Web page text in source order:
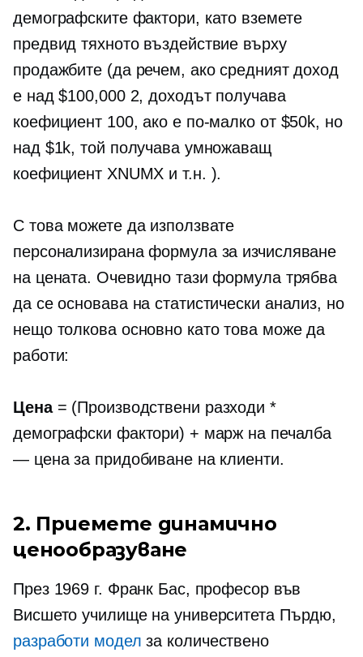
демографските фактори, като вземете
предвид тяхното въздействие върху
продажбите (да речем, ако средният доход
е над $100,000 2, доходът получава
коефициент 100, ако е по-малко от $50k, но
над $1k, той получава умножаващ
коефициент XNUMX и т.н. ).
С това можете да използвате
персонализирана формула за изчисляване
на цената. Очевидно тази формула трябва
да се основава на статистически анализ, но
нещо толкова основно като това може да
работи:
Цена= (Производствени разходи *
демографски фактори) + марж на печалба
— цена за придобиване на клиенти.
2. Приемете динамично
ценообразуване
През 1969 г. Франк Бас, професор във
Висшето училище на университета Пърдю,
разработи модел за количествено